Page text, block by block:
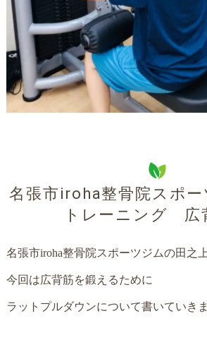
名張市iroha整骨院スポー
トレーニング 広
名張市iroha整骨院スポーツジムの田之上
今回は広背筋を鍛えるために
ラットプルダウンについて書いていきま